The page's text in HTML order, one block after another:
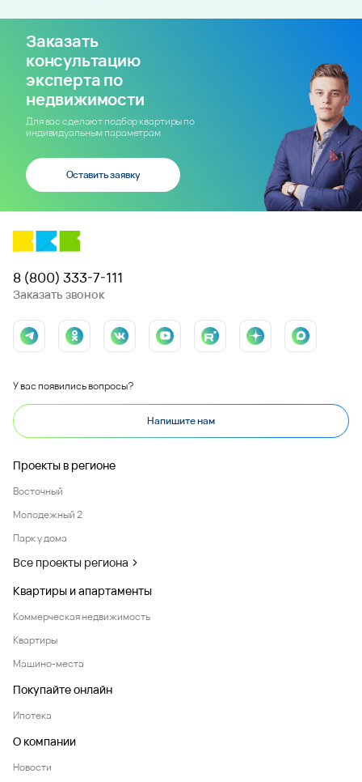
Заказать
консультацию
эксперта по
недвижимости
Для вас сделают подбор квартиры по
индивидуальным параметрам
Оставить заявку
8 (800) 333-7-111
Заказать звонок
У вас появились вопросы?
Напишите нам
Проекты в регионе
Восточный
Молодежный 2
Парк у дома
Все проекты региона
Квартиры и апартаменты
Коммерческая недвижимость
Квартиры
Машино-места
Покупайте онлайн
Ипотека
О компании
Новости